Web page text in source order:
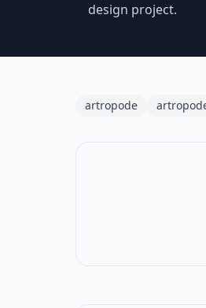
design project.
artropode